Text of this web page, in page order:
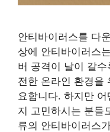
안티바이러스를 다
상에 안티바이러스
버 공격이 날이 갈
전한 온라인 환경을
요합니다. 하지만
지 고민하시는 분들
류의 안티바이러스